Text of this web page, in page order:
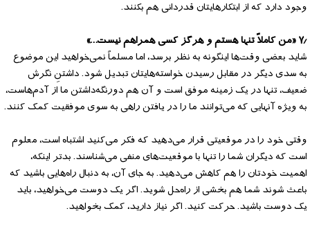
وجود دارد که از ابتکارهایتان قدردانی هم بکنند.
۷٫ «من کاملاً تنها هستم و هرگز کسی همراهم نیست…»
شاید بعضی وقت‌ها اینگونه به نظر برسد، اما مسلماً نمی‌خواهید این موضوع
به سدی دیگر در مقابل رسیدن خواسته‌هایتان تبدیل شود. داشتنِ نگرش
ضعیف، تنها در یک زمینه موفق است و آن هم دورنگه‌داشتن ما از آدم‌هاست،
به ویژه آنهایی که می‌توانند ما را در یافتن راهی به سوی موفقیت کمک کنند.
وقتی خود را در موقعیتی قرار می‌دهید که فکر می‌کنید اشتباه است، معلوم
است که دیگران شما را تنها با موقعیت‌های منفی می‌شناسند. بدتر اینکه،
اهمیت خودتان را هم کاهش می‌دهید. به جای آن، به دنبال راه‌هایی باشید که
باعث شوند شما هم بخشی از راه‌حل شوید. اگر یک دوست می‌خواهید، باید
یک دوست باشید. حرکت کنید. اگر نیاز دارید، کمک بخواهید.